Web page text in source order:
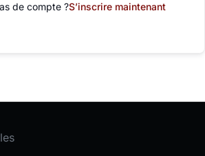
de compte ?S’inscrire maintenant